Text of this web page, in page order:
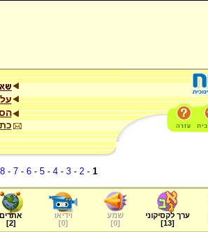
1
-
2
-
3
-
4
-
5
-
6
-
7
-
8
ערך לקסיקוני
[
13
]
שמע
[
0
]
וידיאו
[
0
]
אתרים
[
2
]